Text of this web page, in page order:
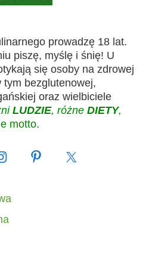
prowadzę 18 lat.
piszę, myślę i śnię! U
się osoby na zdrowej
tym bezglutenowej,
oraz wielbiciele
LUDZIE, różne DIETY,
motto.